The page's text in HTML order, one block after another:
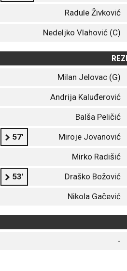
Radule Živković
Nedeljko Vlahović (C)
Milan Jelovac (G)
Andrija Kaluđerović
Balša Peličić
57' Miroje Jovanović
Mirko Radišić
53' Draško Božović
Nikola Gačević
-